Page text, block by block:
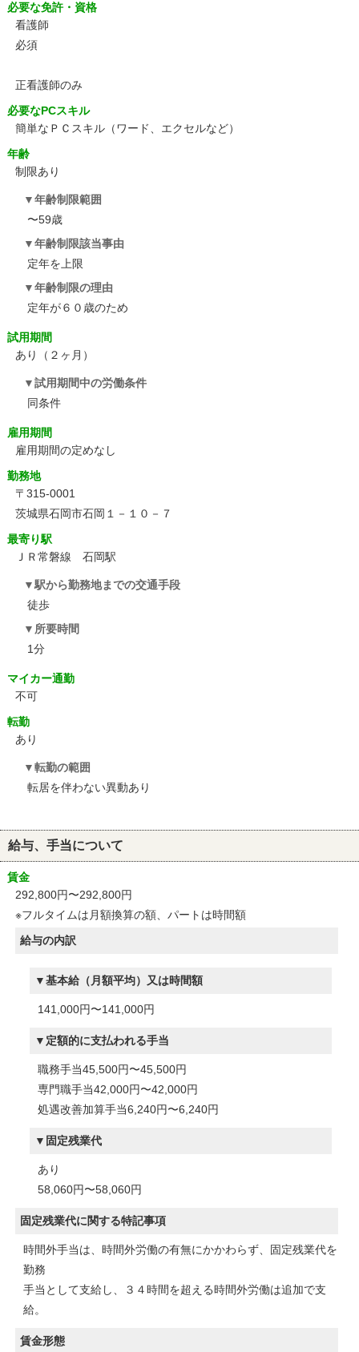
必要な免許・資格
看護師
必須
正看護師のみ
必要なPCスキル
簡単なＰＣスキル（ワード、エクセルなど）
年齢
制限あり
年齢制限範囲
〜59歳
年齢制限該当事由
定年を上限
年齢制限の理由
定年が６０歳のため
試用期間
あり（２ヶ月）
試用期間中の労働条件
同条件
雇用期間
雇用期間の定めなし
勤務地
〒315-0001
茨城県石岡市石岡１－１０－７
最寄り駅
ＪＲ常磐線 石岡駅
駅から勤務地までの交通手段
徒歩
所要時間
1分
マイカー通勤
不可
転勤
あり
転勤の範囲
転居を伴わない異動あり
給与、手当について
賃金
292,800円〜292,800円
※フルタイムは月額換算の額、パートは時間額
給与の内訳
基本給（月額平均）又は時間額
141,000円〜141,000円
定額的に支払われる手当
職務手当45,500円〜45,500円
専門職手当42,000円〜42,000円
処遇改善加算手当6,240円〜6,240円
固定残業代
あり
58,060円〜58,060円
固定残業代に関する特記事項
時間外手当は、時間外労働の有無にかかわらず、固定残業代を
勤務
手当として支給し、３４時間を超える時間外労働は追加で支
給。
賃金形態